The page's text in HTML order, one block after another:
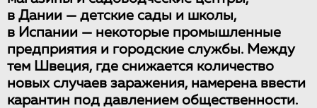
в Дании — детские сады и школы,
в Испании — некоторые промышленные
предприятия и городские службы. Между
тем Швеция, где снижается количество
новых случаев заражения, намерена ввести
карантин под давлением общественности.